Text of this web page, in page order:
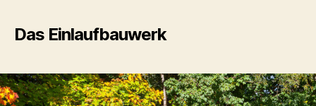
Das Einlaufbauwerk